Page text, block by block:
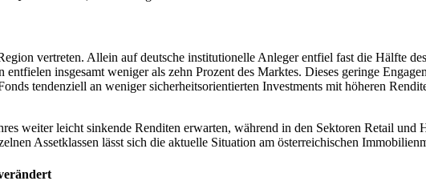
vertreten. Allein auf deutsche institutionelle Anleger entfiel fast die Hälfte
insgesamt weniger als zehn Prozent des Marktes. Dieses geringe
tendenziell an weniger sicherheitsorientierten Investments mit höheren
weiter leicht sinkende Renditen erwarten, während in den Sektoren Retail und
Assetklassen lässt sich die aktuelle Situation am österreichischen